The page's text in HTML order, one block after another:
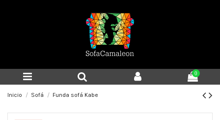
0
Inicio Sofá Funda sofá Kabe